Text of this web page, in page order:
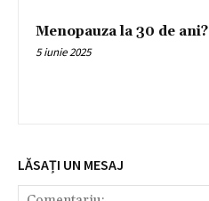
Menopauza la 30 de ani?
5 iunie 2025
LĂSAȚI UN MESAJ